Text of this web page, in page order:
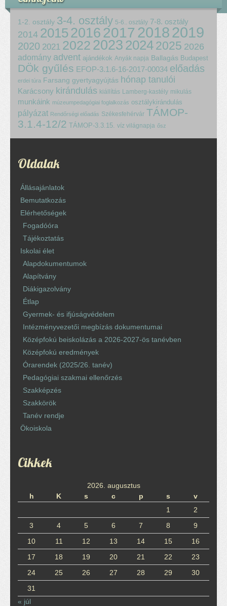
1-2. osztály 3-4. osztály 5-6.. osztály 7-8. osztály
2014 2015 2016 2017 20182019
2020 2021 2022 2023 20242025 2026
adomány advent ajándékok Anyák napja Ballagás Budapest
DÖk gyűlés EFOP-3.1.6-16-2017-00034 előadás
erdei túra Farsang gyertyagyújtás hónap tanulói
Karácsony kirándulás kiállítás Lamberg-kastély mikulás
munkáink múzeumpedagógiai foglalkozás osztálykirándulás
pályázat Rendőrségi előadás Székesfehérvár TÁMOP-
3.1.4-12/2 TÁMOP-3.3.15. víz világnapja ősz
Oldalak
Állásajánlatok
Bemutatkozás
Elérhetőségek
Fogadóóra
Tájékoztatás
Iskolai élet
Alapdokumentumok
Alapítvány
Diákigazolvány
Étlap
Gyermek- és ifjúságvédelem
Intézményvezetői megbízás dokumentumai
Középfokú beiskolázás a 2026-2027-ös tanévben
Középfokú eredmények
Órarendek (2025/26. tanév)
Pedagógiai szakmai ellenőrzés
Szakképzés
Szakkörök
Tanév rendje
Ökoiskola
Cikkek
2026. augusztus
h
K s c p s
v
1
2
3
4 5 6 7 8
9
10
11 12 13 14 15
16
17
18 19 20 21 22
23
24
25 26 27 28 29
30
31
« júl